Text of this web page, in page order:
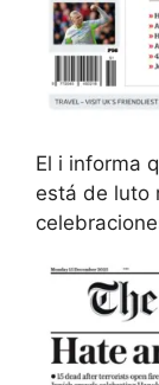
El i informa
está de luto